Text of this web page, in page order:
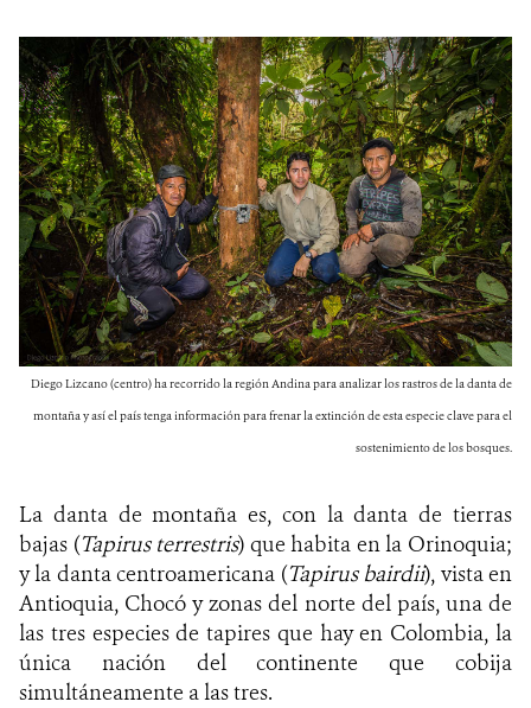
Diego Lizcano (centro) ha recorrido la región Andina para analizar los rastros de la danta de
montaña y así el país tenga información para frenar la extinción de esta especie clave para el
sostenimiento de los bosques.
La danta de montaña es, con la danta de tierras
bajas (Tapirus terrestris) que habita en la Orinoquia;
y la danta centroamericana (Tapirus bairdii), vista en
Antioquia, Chocó y zonas del norte del país, una de
las tres especies de tapires que hay en Colombia, la
única nación del continente que cobija
simultáneamente a las tres.